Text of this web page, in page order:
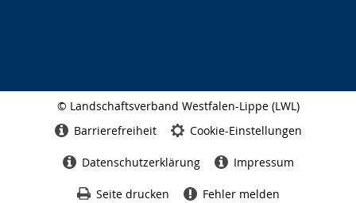
© Landschaftsverband Westfalen-Lippe (LWL)
Barrierefreiheit Cookie-Einstellungen
Datenschutzerklärung Impressum
Seite drucken Fehler melden